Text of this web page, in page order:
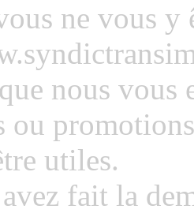
ne vous y
nous vous
utiles.
fait la